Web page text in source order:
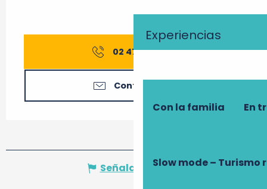
Experiencias
Con la familia En
Slow mode – Turismo
02 47 91 82▒▒
Contáctenos
Señalar un error